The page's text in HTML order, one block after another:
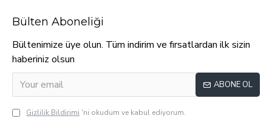
Bülten Aboneliği
Bültenimize üye olun. Tüm indirim ve fırsatlardan ilk sizin
haberiniz olsun
ABONE OL
Gizlilik Bildirimi 'ni okudum ve kabul ediyorum.